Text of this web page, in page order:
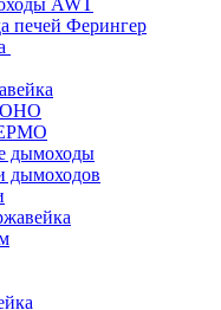
AWT
печей Ферингер
дымоходы
дымоходов